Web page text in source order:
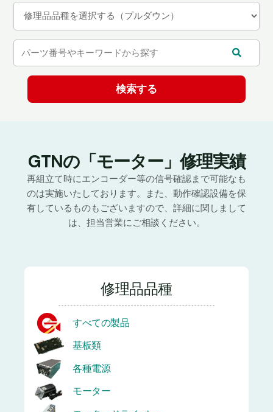
GTNの「モーター」修理実績
再組立て時にエンコーダー等の信号確認まで可能なも
のは実施いたしております。また、動作確認設備を保
有しているものもございますので、詳細に関しまして
は、担当営業にご相談ください。
修理品品種
すべての製品
基板類
各種電源
モーター